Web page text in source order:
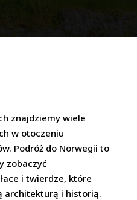
znajdziemy wiele
w otoczeniu
Podróż do Norwegii to
zobaczyć
i twierdze, które
architekturą i historią.